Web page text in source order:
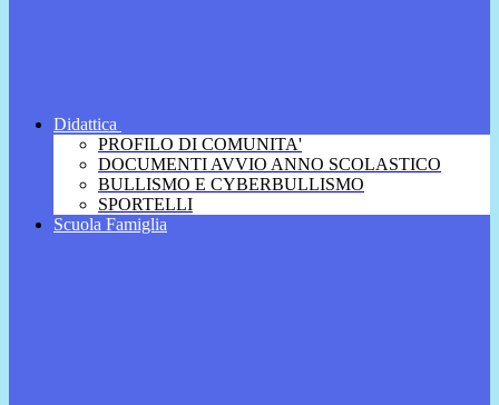
Didattica
PROFILO DI COMUNITA'
DOCUMENTI AVVIO ANNO SCOLASTICO
BULLISMO E CYBERBULLISMO
SPORTELLI
Scuola Famiglia